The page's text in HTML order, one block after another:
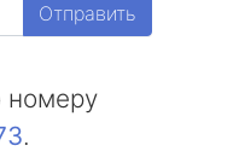
Отправить
номеру
.